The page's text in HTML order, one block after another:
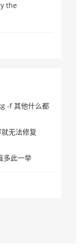
the
-f 其他什么都
无法修复
多此一举